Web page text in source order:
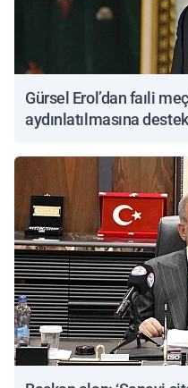
Gürsel Erol’dan faıli
aydınlatılmasına destek